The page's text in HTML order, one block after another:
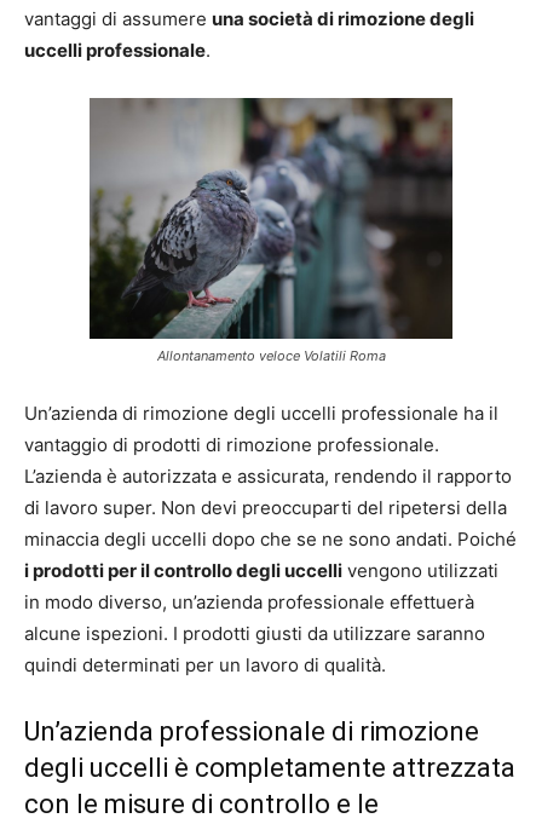
vantaggi di assumere una società di rimozione degli
uccelli professionale.
Allontanamento veloce Volatili Roma
Un’azienda di rimozione degli uccelli professionale ha il
vantaggio di prodotti di rimozione professionale.
L’azienda è autorizzata e assicurata, rendendo il rapporto
di lavoro super. Non devi preoccuparti del ripetersi della
minaccia degli uccelli dopo che se ne sono andati. Poiché
i prodotti per il controllo degli uccelli vengono utilizzati
in modo diverso, un’azienda professionale effettuerà
alcune ispezioni. I prodotti giusti da utilizzare saranno
quindi determinati per un lavoro di qualità.
Un’azienda professionale di rimozione
degli uccelli è completamente attrezzata
con le misure di controllo e le